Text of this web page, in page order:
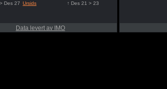
Des 27 Ursids ↑ Des 21 > 23
Data levert av IMO